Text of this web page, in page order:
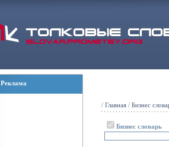
Реклама
/ Главная / Бизнес
Бизнес словарь